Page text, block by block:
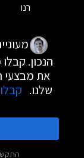
רנו
הנכון.
את מבצעי
שלנו.